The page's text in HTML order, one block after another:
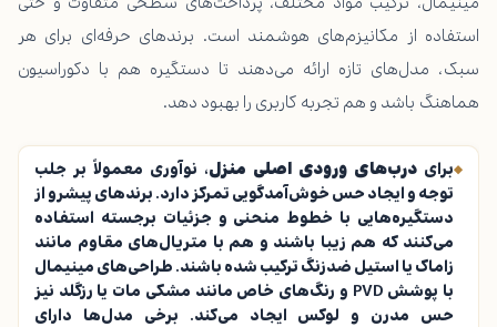
استفاده از مکانیزم‌های هوشمند است. برندهای حرفه‌ای برای هر
سبک، مدل‌های تازه ارائه می‌دهند تا دستگیره هم با دکوراسیون
هماهنگ باشد و هم تجربه کاربری را بهبود دهد.
برای درب‌های ورودی اصلی منزل، نوآوری معمولاً بر جلب
توجه و ایجاد حس خوش‌آمدگویی تمرکز دارد. برندهای پیشرو از
دستگیره‌هایی با خطوط منحنی و جزئیات برجسته استفاده
می‌کنند که هم زیبا باشند و هم با متریال‌های مقاوم مانند
زاماک یا استیل ضدزنگ ترکیب شده باشند. طراحی‌های مینیمال
با پوشش PVD و رنگ‌های خاص مانند مشکی مات یا رزگلد نیز
حس مدرن و لوکس ایجاد می‌کند. برخی مدل‌ها دارای